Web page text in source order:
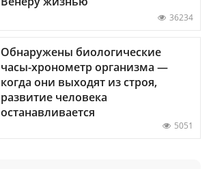
36234
Обнаружены биологические
часы-хронометр организма —
когда они выходят из строя,
развитие человека
останавливается
5051